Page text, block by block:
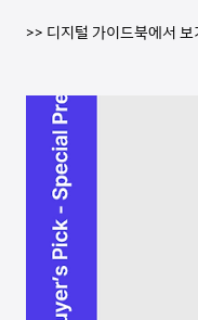
>> 디지털 가이드북에서 보